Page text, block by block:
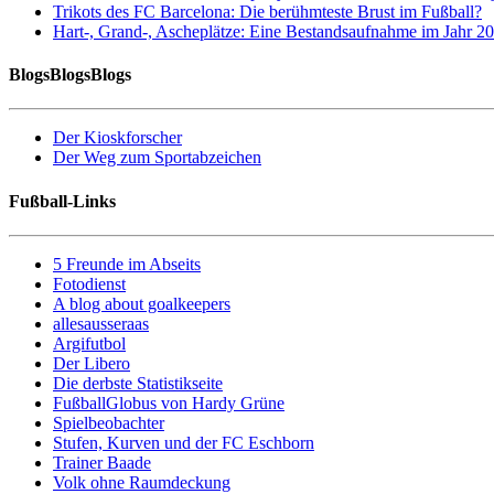
Trikots des FC Barcelona: Die berühmteste Brust im Fußball?
Hart-, Grand-, Ascheplätze: Eine Bestandsaufnahme im Jahr
BlogsBlogsBlogs
Der Kioskforscher
Der Weg zum Sportabzeichen
Fußball-Links
5 Freunde im Abseits
Fotodienst
A blog about goalkeepers
allesausseraas
Argifutbol
Der Libero
Die derbste Statistikseite
FußballGlobus von Hardy Grüne
Spielbeobachter
Stufen, Kurven und der FC Eschborn
Trainer Baade
Volk ohne Raumdeckung